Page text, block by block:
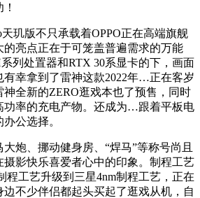
玑版不只承载着OPPO正在高端旗舰
亮点正在于可笼盖普遍需求的万能
列处置器和RTX 30系显卡的下，画面
有幸拿到了雷神这款2022年…正在客岁
全新的ZERO逛戏本也了预售，同时
功率的充电产物。还成为…跟着平板电
公选择。
、挪动健身房、“焊马”等称号尚且
影快乐喜爱者心中的印象。制程工艺
程工艺升级到三星4nm制程工艺，正在
不少伴侣都起头买起了逛戏从机，自